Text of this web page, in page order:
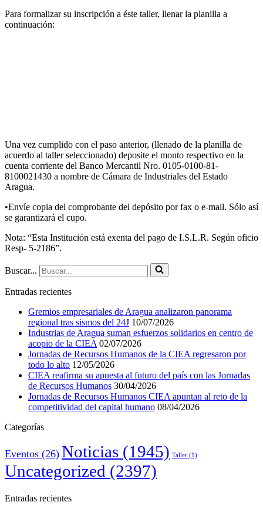
Para formalizar su inscripción a éste taller, llenar la planilla a
continuación:
Una vez cumplido con el paso anterior, (llenado de la planilla de
acuerdo al taller seleccionado) deposite el monto respectivo en la
cuenta corriente del Banco Mercantil Nro. 0105-0100-81-
8100021430 a nombre de Cámara de Industriales del Estado
Aragua.
•Envíe copia del comprobante del depósito por fax o e-mail. Sólo así
se garantizará el cupo.
Nota: “Esta Institución está exenta del pago de I.S.L.R. Según oficio
Resp- 5-2186”.
Buscar...
Entradas recientes
Gremios empresariales de Aragua analizaron panorama
regional tras sismos del 24J 10/07/2026
Industrias de Aragua suman esfuerzos solidarios en centro de
acopio de la CIEA 02/07/2026
Jornadas de Recursos Humanos de la CIEA regresaron por
todo lo alto 12/05/2026
CIEA reafirma su apuesta al futuro del país con las Jornadas
de Recursos Humanos 30/04/2026
Jornadas de Recursos Humanos CIEA apuntan al reto de la
competitividad del capital humano 08/04/2026
Categorías
Eventos (26) Noticias (1945) Taller (1)
Uncategorized (2397)
Entradas recientes